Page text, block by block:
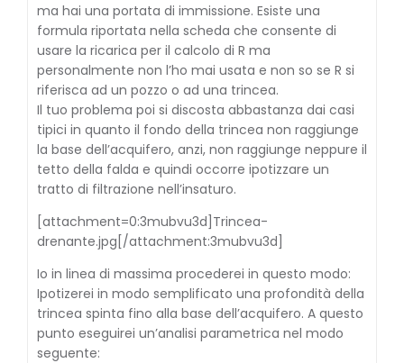
ma hai una portata di immissione. Esiste una
formula riportata nella scheda che consente di
usare la ricarica per il calcolo di R ma
personalmente non l’ho mai usata e non so se R si
riferisca ad un pozzo o ad una trincea.
Il tuo problema poi si discosta abbastanza dai casi
tipici in quanto il fondo della trincea non raggiunge
la base dell’acquifero, anzi, non raggiunge neppure il
tetto della falda e quindi occorre ipotizzare un
tratto di filtrazione nell’insaturo.
[attachment=0:3mubvu3d] Trincea-
drenante.jpg [/attachment:3mubvu3d]
Io in linea di massima procederei in questo modo:
Ipotizerei in modo semplificato una profondità della
trincea spinta fino alla base dell’acquifero. A questo
punto eseguirei un’analisi parametrica nel modo
seguente: